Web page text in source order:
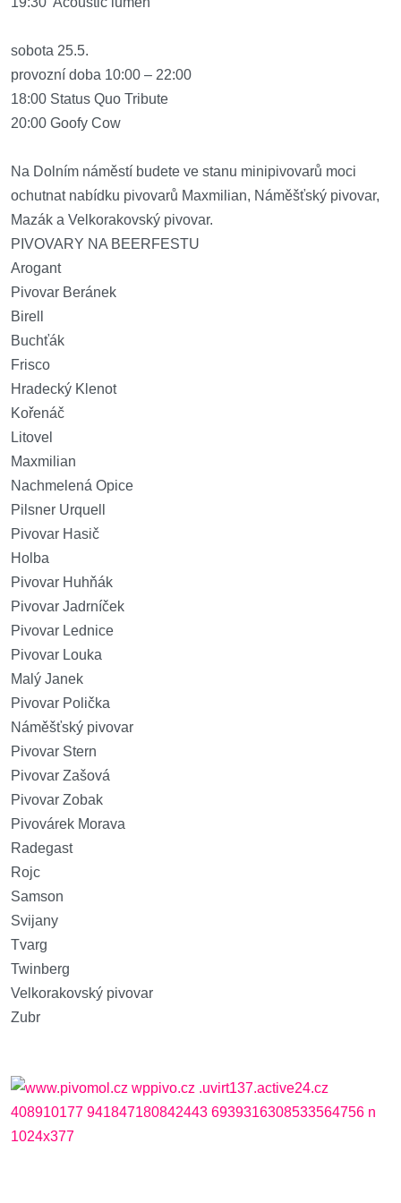
sobota 25.5.
provozní doba 10:00 – 22:00
18:00 Status Quo Tribute
20:00 Goofy Cow
Na Dolním náměstí budete ve stanu minipivovarů moci
ochutnat nabídku pivovarů Maxmilian, Náměšťský pivovar,
Mazák a Velkorakovský pivovar.
PIVOVARY NA BEERFESTU
Arogant
Pivovar Beránek
Birell
Buchťák
Frisco
Hradecký Klenot
Kořenáč
Litovel
Maxmilian
Nachmelená Opice
Pilsner Urquell
Pivovar Hasič
Holba
Pivovar Huhňák
Pivovar Jadrníček
Pivovar Lednice
Pivovar Louka
Malý Janek
Pivovar Polička
Náměšťský pivovar
Pivovar Stern
Pivovar Zašová
Pivovar Zobak
Pivovárek Morava
Radegast
Rojc
Samson
Svijany
Tvarg
Twinberg
Velkorakovský pivovar
Zubr